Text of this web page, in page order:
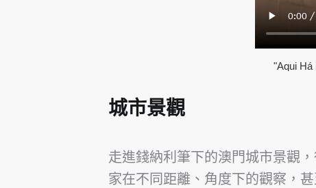
"Aqui Há
城市景觀
走進錢納利筆下的澳門城市景觀
家在不同距離、角度下的觀察，